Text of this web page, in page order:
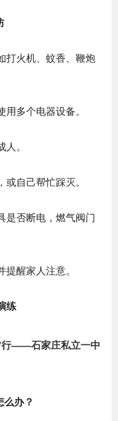
打火机、蚊香、鞭炮
多个电器设备。
。
自己帮忙踩灭。
是否断电，燃气阀门
醒家人注意。
练
么办？